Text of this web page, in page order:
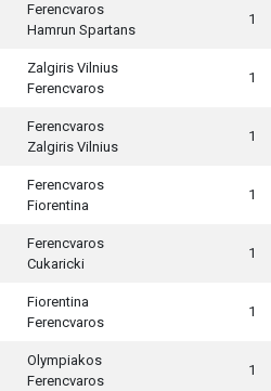
Ferencvaros
Hamrun Spartans
1
Zalgiris Vilnius
Ferencvaros
1
Ferencvaros
Zalgiris Vilnius
1
Ferencvaros
Fiorentina
1
Ferencvaros
Cukaricki
1
Fiorentina
Ferencvaros
1
Olympiakos
Ferencvaros
1